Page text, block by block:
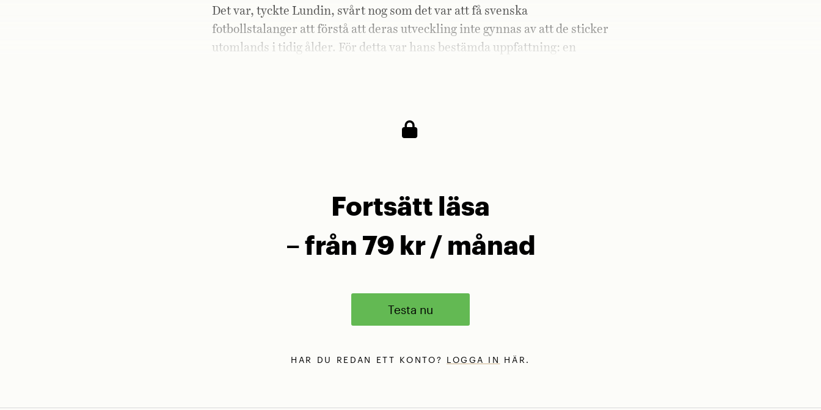
Det var, tyckte Lundin, svårt nog som det var att få svenska
fotbollstalanger att förstå att deras utveckling inte gynnas av att de sticker
utomlands i tidig ålder. För detta var hans bestämda uppfattning: en
Fortsätt läsa
– från 79 kr / månad
Testa nu
HAR DU REDAN ETT KONTO? LOGGA IN HÄR.